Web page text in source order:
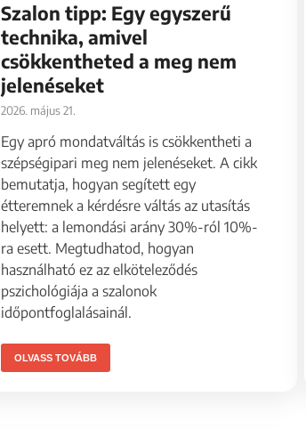
Szalon tipp: Egy egyszerű
technika, amivel
csökkentheted a meg nem
jelenéseket
2026. május 21.
Egy apró mondatváltás is csökkentheti a
szépségipari meg nem jelenéseket. A cikk
bemutatja, hogyan segített egy
étteremnek a kérdésre váltás az utasítás
helyett: a lemondási arány 30%-ról 10%-
ra esett. Megtudhatod, hogyan
használható ez az elköteleződés
pszichológiája a szalonok
időpontfoglalásainál.
OLVASS TOVÁBB